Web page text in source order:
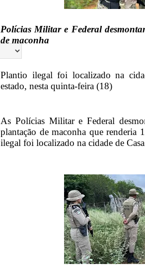
Polícias Militar e Federal
de maconha
Plantio ilegal foi localizado na
estado, nesta quinta-feira (18)
As Polícias Militar e Federal
plantação de maconha que renderia
ilegal foi localizado na cidade de